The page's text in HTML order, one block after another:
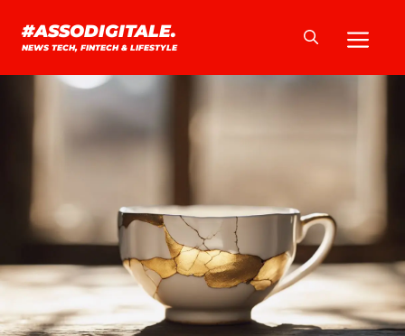
#ASSODIGITALE.
NEWS TECH, FINTECH & LIFESTYLE